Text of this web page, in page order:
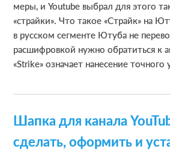
меры, и Youtube выбрал для этого
«страйки». Что такое «Страйк» на
в русском сегменте Ютуба не
расшифровкой нужно обратиться к
«Strike» означает нанесение точного
Шапка для канала
сделать, оформить и